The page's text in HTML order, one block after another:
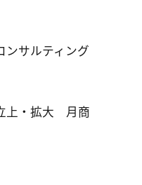
ンサルティング
上・拡大 月商